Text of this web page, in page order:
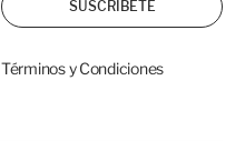
SUSCRÍBETE
Términos y Condiciones